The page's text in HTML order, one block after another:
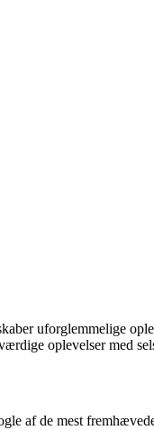
uforglemmelige
oplevelser med
af de mest